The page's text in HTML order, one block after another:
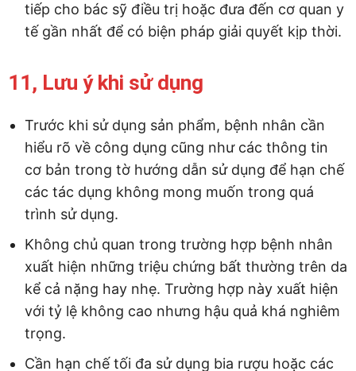
tiếp cho bác sỹ điều trị hoặc đưa đến cơ quan y
tế gần nhất để có biện pháp giải quyết kịp thời.
11, Lưu ý khi sử dụng
Trước khi sử dụng sản phẩm, bệnh nhân cần
hiểu rõ về công dụng cũng như các thông tin
cơ bản trong tờ hướng dẫn sử dụng để hạn chế
các tác dụng không mong muốn trong quá
trình sử dụng.
Không chủ quan trong trường hợp bệnh nhân
xuất hiện những triệu chứng bất thường trên da
kể cả nặng hay nhẹ. Trường hợp này xuất hiện
với tỷ lệ không cao nhưng hậu quả khá nghiêm
trọng.
Cần hạn chế tối đa sử dụng bia rượu hoặc các